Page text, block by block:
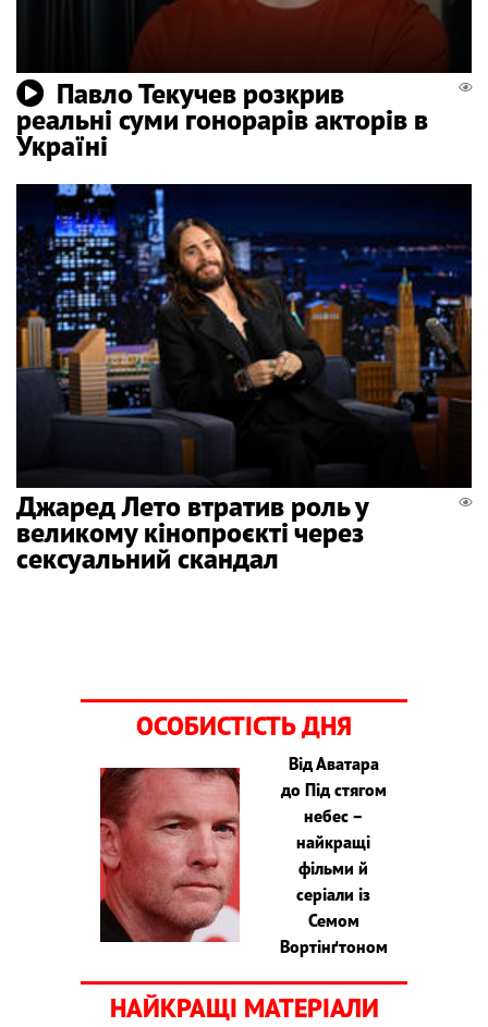
Павло Текучев розкрив
реальні суми гонорарів акторів в
Україні
Джаред Лето втратив роль у
великому кінопроєкті через
сексуальний скандал
ОСОБИСТІСТЬ ДНЯ
Від Аватара
до Під стягом
небес –
найкращі
фільми й
серіали із
Семом
Вортінґтоном
НАЙКРАЩІ МАТЕРІАЛИ